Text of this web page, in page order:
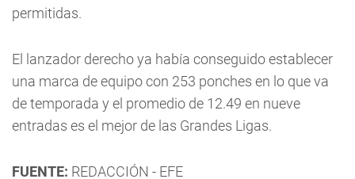
permitidas.
El lanzador derecho ya había conseguido establecer
una marca de equipo con 253 ponches en lo que va
de temporada y el promedio de 12.49 en nueve
entradas es el mejor de las Grandes Ligas.
FUENTE: REDACCIÓN - EFE